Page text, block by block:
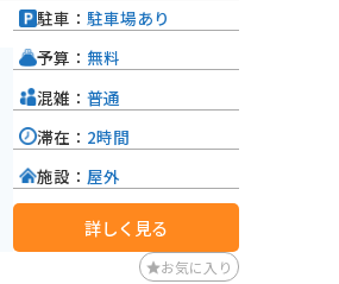
駐車： 駐車場あり
予算： 無料
混雑： 普通
滞在： 2時間
施設： 屋外
詳しく見る
お気に入り